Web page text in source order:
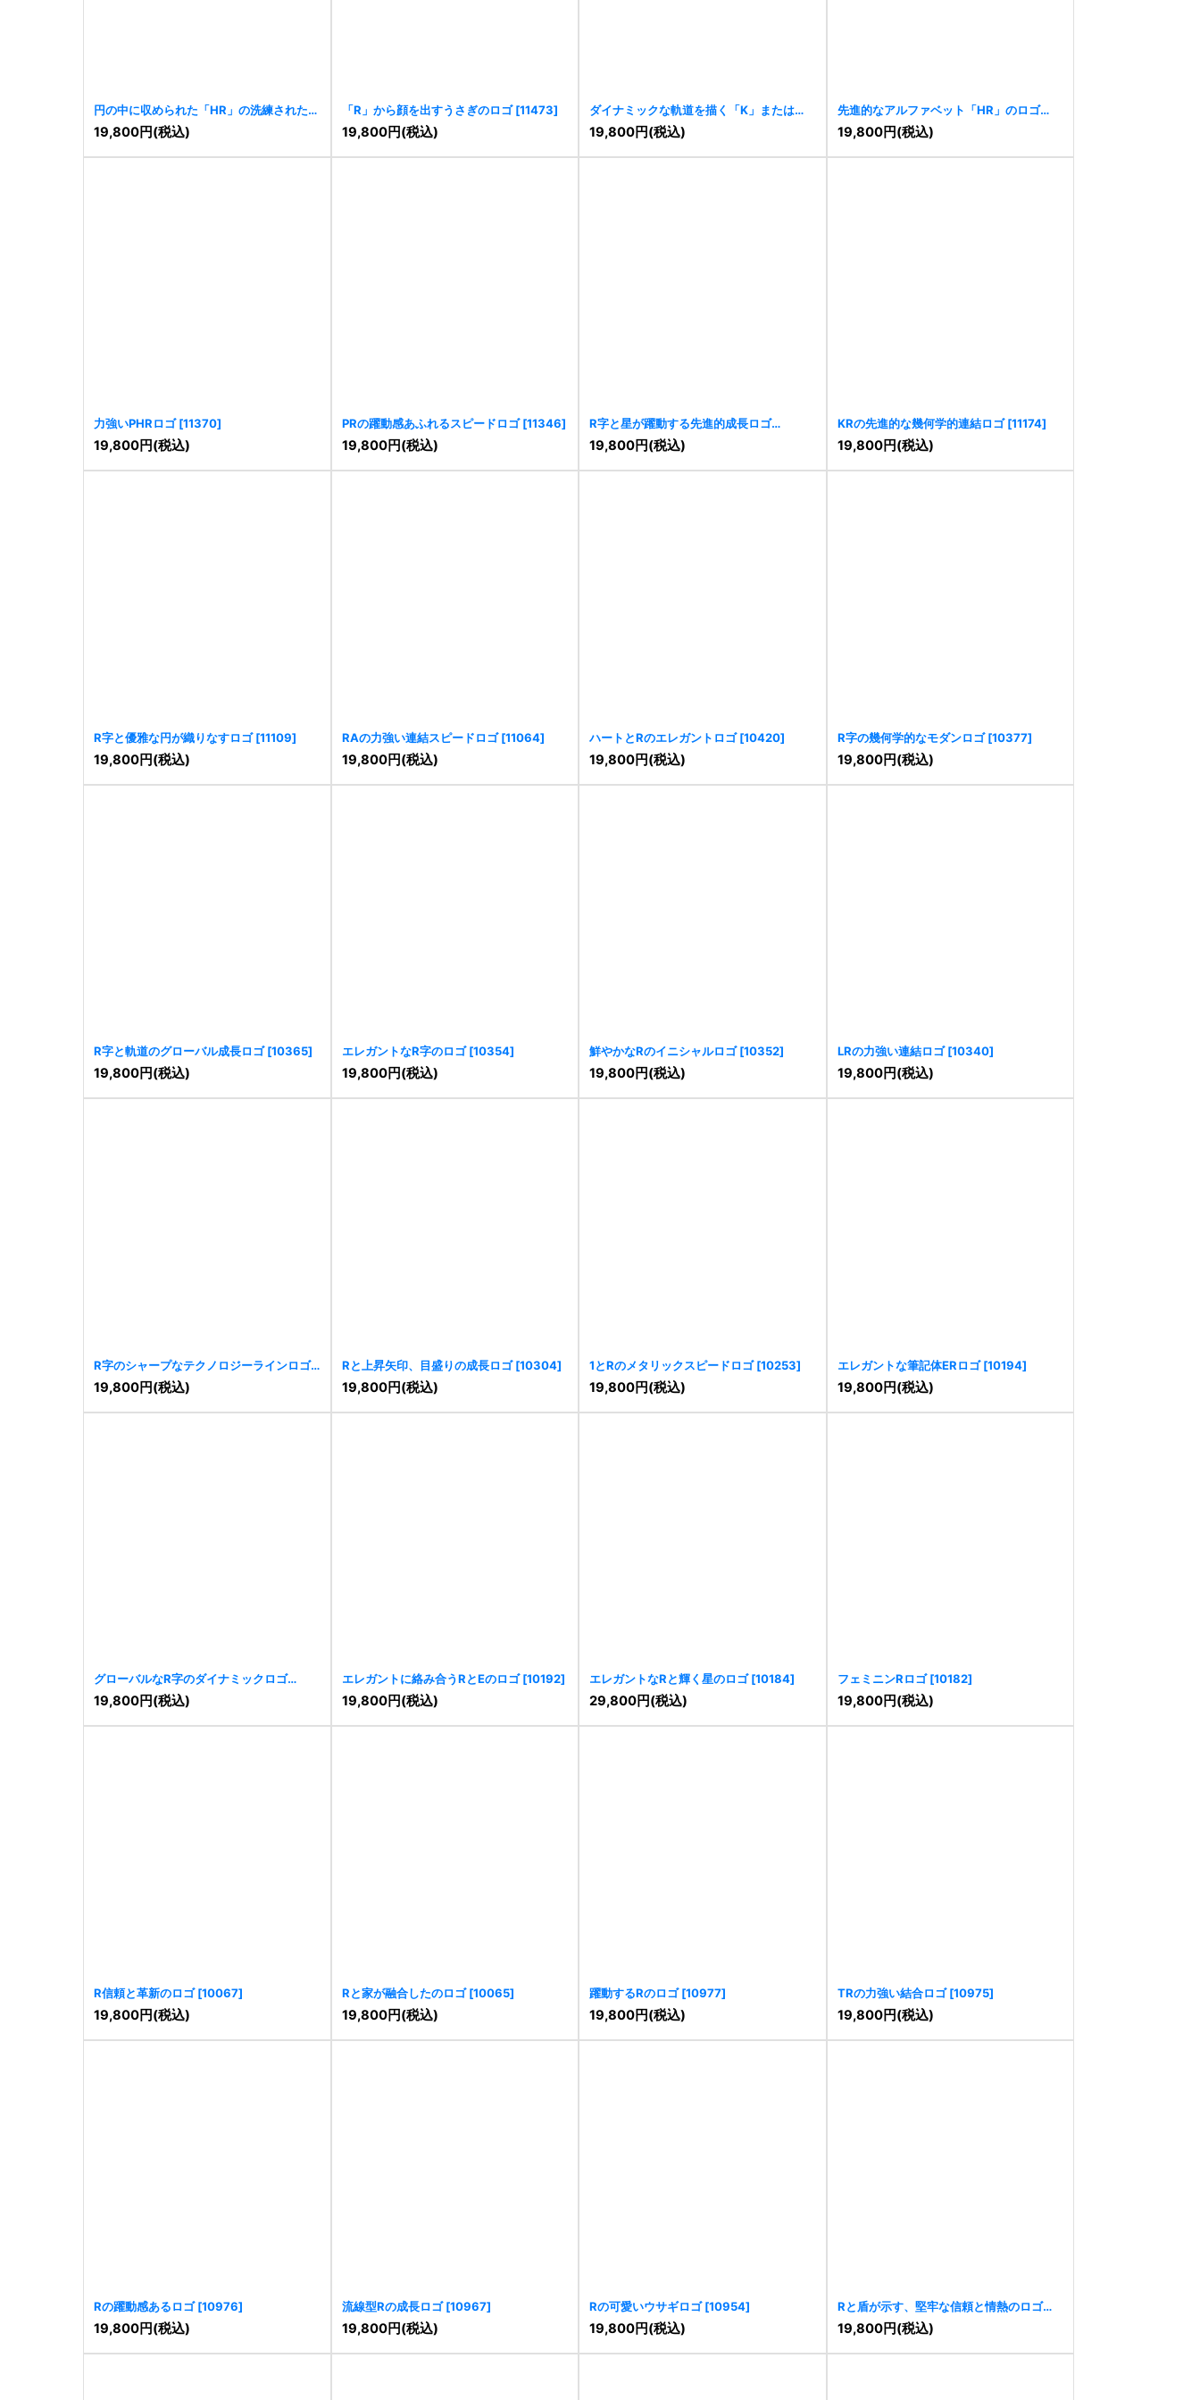
円の中に収められた「HR」の洗練されたロ
ゴ 11479]
19,800円(税込)
「R」から顔を出すうさぎのロゴ [11473]
19,800円(税込)
ダイナミックな軌道を描く「K」または
「R」の先進的ロゴ
19,800円(税込)
先進的なアルファベット「HR」のロゴ
[11378]
19,800円(税込)
力強いPHRロゴ [11370]
19,800円(税込)
PRの躍動感あふれるスピードロゴ [11346]
19,800円(税込)
R字と星が躍動する先進的成長ロゴ
[11296]
19,800円(税込)
KRの先進的な幾何学的連結ロゴ [11174]
19,800円(税込)
R字と優雅な円が織りなすロゴ [11109]
19,800円(税込)
RAの力強い連結スピードロゴ [11064]
19,800円(税込)
ハートとRのエレガントロゴ [10420]
19,800円(税込)
R字の幾何学的なモダンロゴ [10377]
19,800円(税込)
R字と軌道のグローバル成長ロゴ [10365]
19,800円(税込)
エレガントなR字のロゴ [10354]
19,800円(税込)
鮮やかなRのイニシャルロゴ [10352]
19,800円(税込)
LRの力強い連結ロゴ [10340]
19,800円(税込)
R字のシャープなテクノロジーラインロゴ
[10338]
19,800円(税込)
Rと上昇矢印、目盛りの成長ロゴ [10304]
19,800円(税込)
1とRのメタリックスピードロゴ [10253]
19,800円(税込)
エレガントな筆記体ERロゴ [10194]
19,800円(税込)
グローバルなR字のダイナミックロゴ
[10191]
19,800円(税込)
エレガントに絡み合うRとEのロゴ [10192]
19,800円(税込)
エレガントなRと輝く星のロゴ [10184]
29,800円(税込)
フェミニンRロゴ [10182]
19,800円(税込)
R信頼と革新のロゴ [10067]
19,800円(税込)
Rと家が融合したのロゴ [10065]
19,800円(税込)
躍動するRのロゴ [10977]
19,800円(税込)
TRの力強い結合ロゴ [10975]
19,800円(税込)
Rの躍動感あるロゴ [10976]
19,800円(税込)
流線型Rの成長ロゴ [10967]
19,800円(税込)
Rの可愛いウサギロゴ [10954]
19,800円(税込)
Rと盾が示す、堅牢な信頼と情熱のロゴ
[10932]
19,800円(税込)